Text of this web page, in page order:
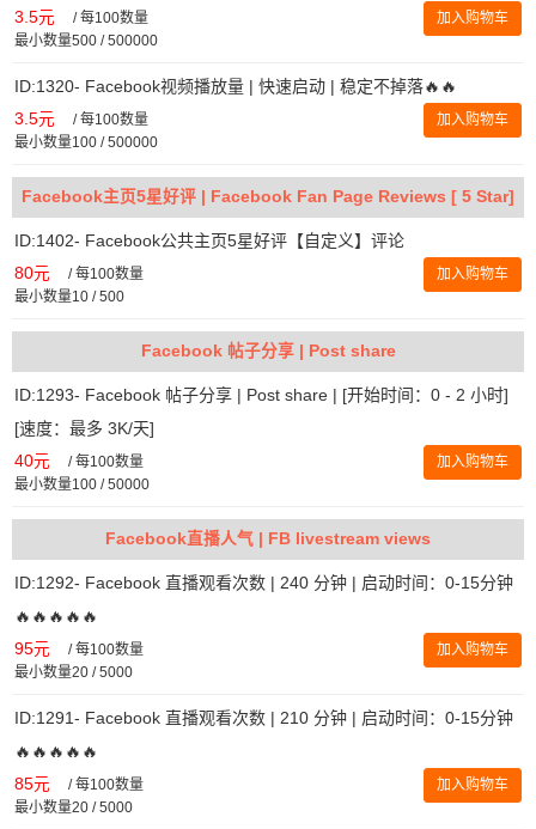
3.5元 /每100数量
最小数量500 / 500000
加入购物车
ID:1320- Facebook视频播放量 | 快速启动 | 稳定不掉落🔥🔥
3.5元 /每100数量
最小数量100 / 500000
加入购物车
Facebook主页5星好评 | Facebook Fan Page Reviews [ 5 Star]
ID:1402- Facebook公共主页5星好评【自定义】评论
80元 /每100数量
最小数量10 / 500
加入购物车
Facebook 帖子分享 | Post share
ID:1293- Facebook 帖子分享 | Post share | [开始时间：0 - 2 小时]
[速度：最多 3K/天]
40元 /每100数量
最小数量100 / 50000
加入购物车
Facebook直播人气 | FB livestream views
ID:1292- Facebook 直播观看次数 | 240 分钟 | 启动时间：0-15分钟
🔥🔥🔥🔥🔥
95元 /每100数量
最小数量20 / 5000
加入购物车
ID:1291- Facebook 直播观看次数 | 210 分钟 | 启动时间：0-15分钟
🔥🔥🔥🔥🔥
85元 /每100数量
最小数量20 / 5000
加入购物车